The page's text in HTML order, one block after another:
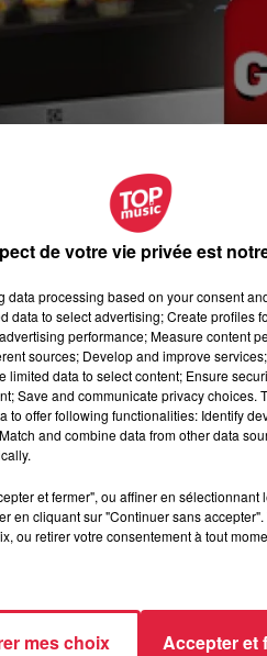
!
Rédaction
de votre vie privée est
data processing based on your consent
data to select advertising; Create profiles
performance; Measure content
sources; Develop and improve
data to select content; Ensure
Save and communicate privacy choices.
to offer following functionalities: Identify
and combine data from other data
et fermer", ou affiner en
en cliquant sur "Continuer sans
ou retirer votre consentement à tout
mes choix Accepter et